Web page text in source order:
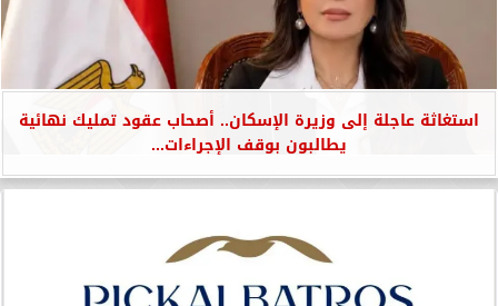
استغاثة عاجلة إلى وزيرة الإسكان.. أصحاب عقود تمليك نهائية
يطالبون بوقف الإجراءات...